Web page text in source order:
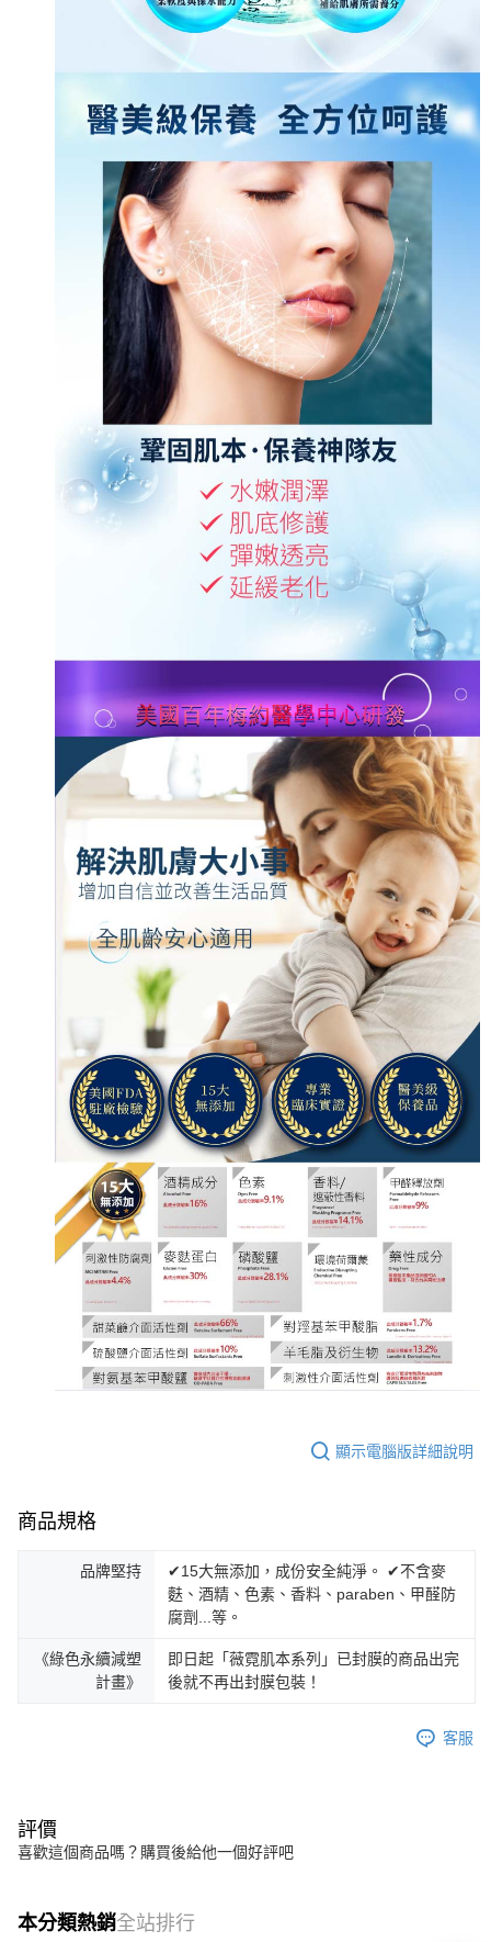
顯示電腦版詳細說明
商品規格
品牌堅持
✔15大無添加，成份安全純淨。 ✔不含麥
麩、酒精、色素、香料、paraben、甲醛防
腐劑...等。
《綠色永續減塑
計畫》
即日起「薇霓肌本系列」已封膜的商品出完
後就不再出封膜包裝！
客服
評價
喜歡這個商品嗎？購買後給他一個好評吧
本分類熱銷全站排行